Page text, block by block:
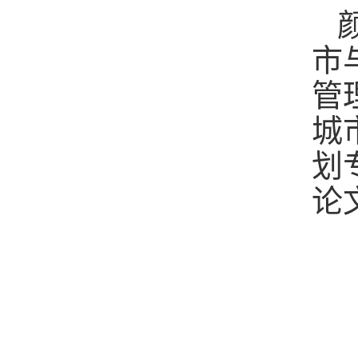
市
管
城
划
论